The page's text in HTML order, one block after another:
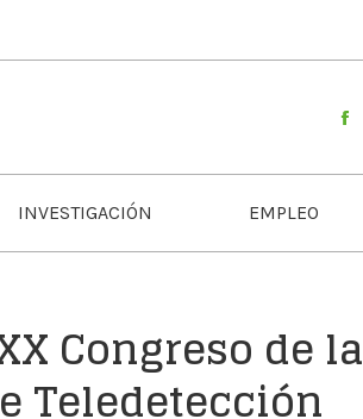
INVESTIGACIÓN EMPLEO
Congreso de la
Teledetección